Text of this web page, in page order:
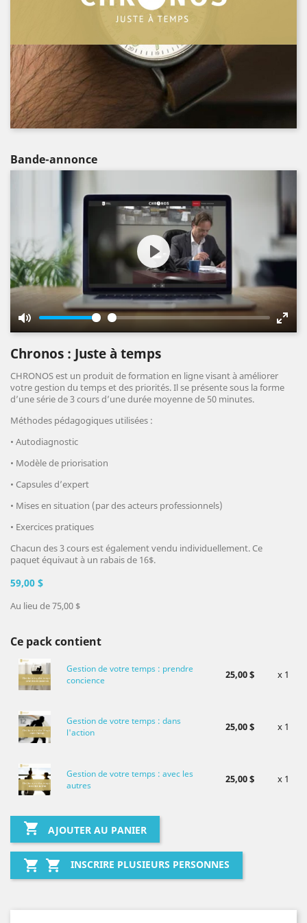
Bande-annonce
Mute
Enter
Play
Chronos : Juste à temps
CHRONOS est un produit de formation en ligne visant à améliorer
votre gestion du temps et des priorités. Il se présente sous la forme
d’une série de 3 cours d’une durée moyenne de 50 minutes.
Méthodes pédagogiques utilisées :
• Autodiagnostic
• Modèle de priorisation
• Capsules d’expert
• Mises en situation (par des acteurs professionnels)
• Exercices pratiques
Chacun des 3 cours est également vendu individuellement. Ce
paquet équivaut à un rabais de 16$.
59,00 $
Au lieu de 75,00 $
Ce pack contient
Gestion de votre temps : prendre
concience
25,00 $ x 1
Gestion de votre temps : dans
l'action
25,00 $ x 1
Gestion de votre temps : avec les
autres
25,00 $ x 1
 AJOUTER AU PANIER
  INSCRIRE PLUSIEURS PERSONNES